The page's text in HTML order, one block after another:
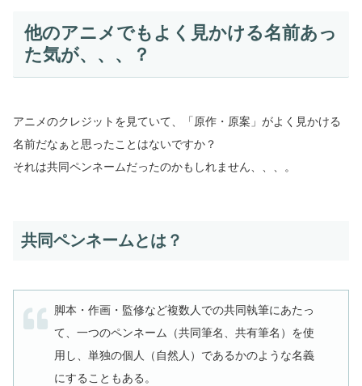
他のアニメでもよく見かける名前あっ
た気が、、、？
アニメのクレジットを見ていて、「原作・原案」がよく見かける
名前だなぁと思ったことはないですか？
それは共同ペンネームだったのかもしれません、、、。
共同ペンネームとは？
脚本・作画・監修など複数人での共同執筆にあたっ
て、一つのペンネーム（共同筆名、共有筆名）を使
用し、単独の個人（自然人）であるかのような名義
にすることもある。